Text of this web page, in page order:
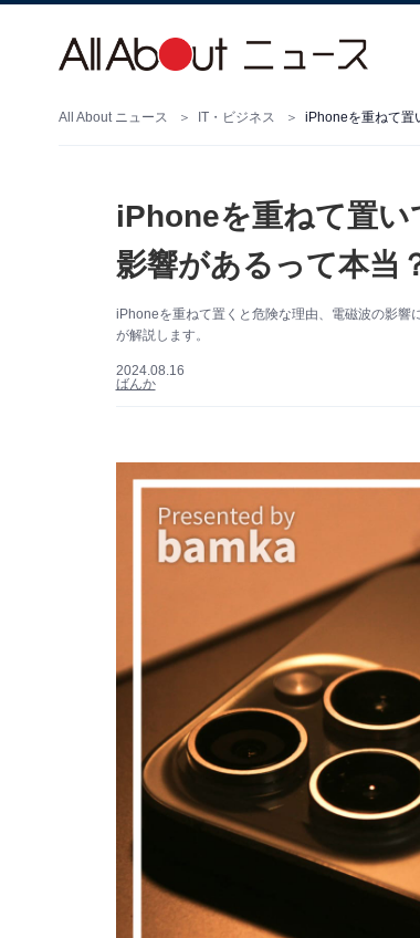
All About ニュース IT・ビジネス iPhoneを重ねて置
iPhoneを重ねて置
影響があるって本当
iPhoneを重ねて置くと危険な理由、電磁波の影響
が解説します。
2024.08.16
ばんか